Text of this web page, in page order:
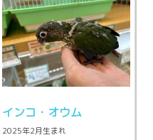
インコ・オウム
2025年2月生まれ